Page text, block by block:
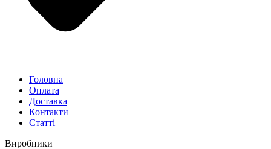
Головна
Оплата
Доставка
Контакти
Статті
Виробники